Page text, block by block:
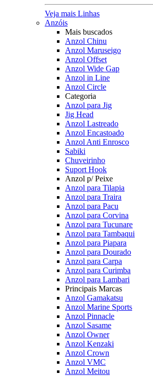
Veja mais Linhas
Anzóis
Mais buscados
Anzol Chinu
Anzol Maruseigo
Anzol Offset
Anzol Wide Gap
Anzol in Line
Anzol Circle
Categoria
Anzol para Jig
Jig Head
Anzol Lastreado
Anzol Encastoado
Anzol Anti Enrosco
Sabiki
Chuveirinho
Suport Hook
Anzol p/ Peixe
Anzol para Tilapia
Anzol para Traira
Anzol para Pacu
Anzol para Corvina
Anzol para Tucunare
Anzol para Tambaqui
Anzol para Piapara
Anzol para Dourado
Anzol para Carpa
Anzol para Curimba
Anzol para Lambari
Principais Marcas
Anzol Gamakatsu
Anzol Marine Sports
Anzol Pinnacle
Anzol Sasame
Anzol Owner
Anzol Kenzaki
Anzol Crown
Anzol VMC
Anzol Meitou